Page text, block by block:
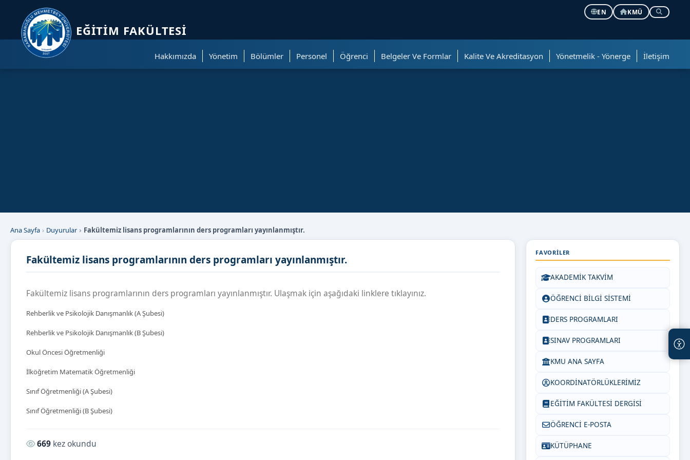
EN
KMÜ
EĞITIM FAKÜLTESI
Hakkımızda Yönetim Bölümler Personel Öğrenci Belgeler Ve Formlar Kalite Ve Akreditasyon Yönetmelik - Yönerge İletişim
Ana Sayfa Duyurular Fakültemiz lisans programlarının ders programları yayınlanmıştır.
Fakültemiz lisans programlarının ders programları yayınlanmıştır.
Fakültemiz lisans programlarının ders programları yayınlanmıştır. Ulaşmak için aşağıdaki linklere tıklayınız.
Rehberlik ve Psikolojik Danışmanlık (A Şubesi)
Rehberlik ve Psikolojik Danışmanlık (B Şubesi)
Okul Öncesi Öğretmenliği
İlköğretim Matematik Öğretmenliği
Sınıf Öğretmenliği (A Şubesi)
Sınıf Öğretmenliği (B Şubesi)
Okunma sayısı:
669 kez okundu
FAVORILER
AKADEMİK TAKVİM
ÖĞRENCİ BİLGİ SİSTEMİ
DERS PROGRAMLARI
SINAV PROGRAMLARI
KMU ANA SAYFA
KOORDİNATÖRLÜKLERİMİZ
EĞİTİM FAKÜLTESİ DERGİSİ
ÖĞRENCİ E-POSTA
KÜTÜPHANE